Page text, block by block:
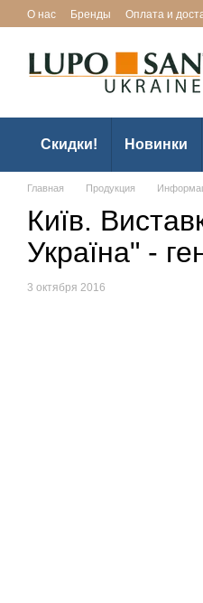
Перейти к основному контенту
О нас Бренды Оплата и
Скидки! Новинки
Главная Продукция
Київ.
Україна" -
3 октября 2016